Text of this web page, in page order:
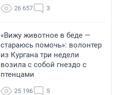
26 657 3
«Вижу животное в беде —
стараюсь помочь»: волонтер
из Кургана три недели
возила с собой гнездо с
птенцами
25 196 5